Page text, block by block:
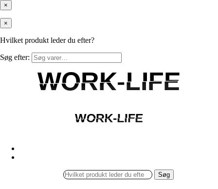
×
×
Hvilket produkt leder du efter?
Søg efter:
WORK-LIFE
WORK-LIFE
WORK-LIFE
WORK-LIFE
Søg